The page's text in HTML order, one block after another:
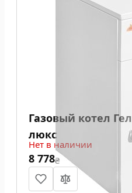
Газовый котел
люкс
Нет в наличии
8 778₴